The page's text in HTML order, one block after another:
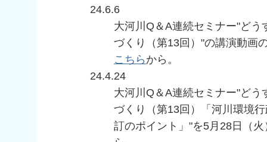
24.6.6
大河川Q＆A連続セミナー"ど
づくり（第13回）"の講演動画
こちら から。
24.4.24
大河川Q＆A連続セミナー"ど
づくり（第13回）「河川環境
訂のポイント」"を5月28日（